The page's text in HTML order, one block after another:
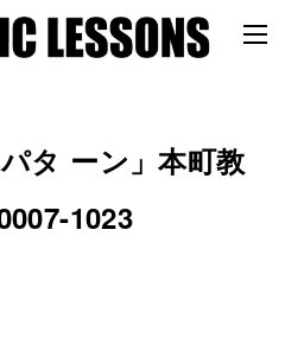
タ ーン」本町教
­1023